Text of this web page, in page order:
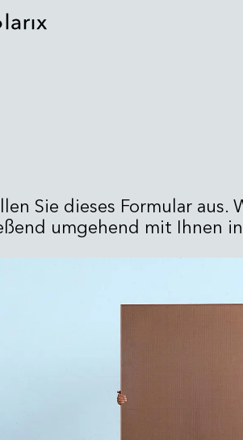
Sie dieses Formular aus.
umgehend mit Ihnen